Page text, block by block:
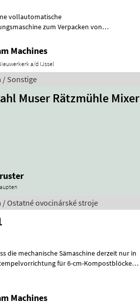
vollautomatische
zum Verpacken von
Machines
a/d IJssel
/ Sonstige
Muser Rätzmühle Mixer
Ostatné ovocinárské stroje
für 6-cm-Kompostblöcke
Machines